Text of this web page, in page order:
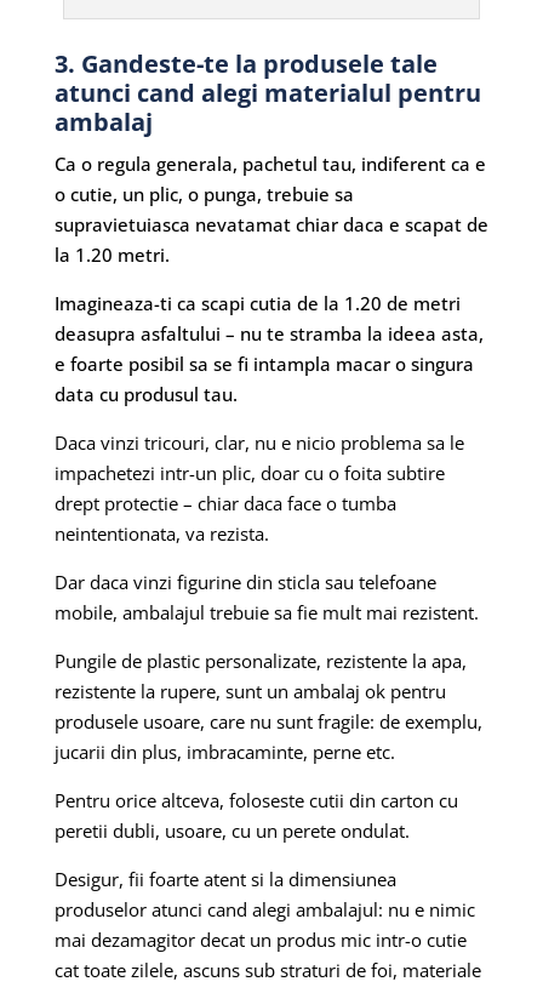
3. Gandeste-te la produsele tale
atunci cand alegi materialul pentru
ambalaj
Ca o regula generala, pachetul tau, indiferent ca e
o cutie, un plic, o punga, trebuie sa
supravietuiasca nevatamat chiar daca e scapat de
la 1.20 metri.
Imagineaza-ti ca scapi cutia de la 1.20 de metri
deasupra asfaltului – nu te stramba la ideea asta,
e foarte posibil sa se fi intampla macar o singura
data cu produsul tau.
Daca vinzi tricouri, clar, nu e nicio problema sa le
impachetezi intr-un plic, doar cu o foita subtire
drept protectie – chiar daca face o tumba
neintentionata, va rezista.
Dar daca vinzi figurine din sticla sau telefoane
mobile, ambalajul trebuie sa fie mult mai rezistent.
Pungile de plastic personalizate, rezistente la apa,
rezistente la rupere, sunt un ambalaj ok pentru
produsele usoare, care nu sunt fragile: de exemplu,
jucarii din plus, imbracaminte, perne etc.
Pentru orice altceva, foloseste cutii din carton cu
peretii dubli, usoare, cu un perete ondulat.
Desigur, fii foarte atent si la dimensiunea
produselor atunci cand alegi ambalajul: nu e nimic
mai dezamagitor decat un produs mic intr-o cutie
cat toate zilele, ascuns sub straturi de foi, materiale